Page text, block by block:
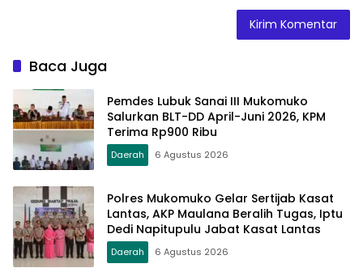
Baca Juga
Pemdes Lubuk Sanai III Mukomuko
Salurkan BLT-DD April-Juni 2026, KPM
Terima Rp900 Ribu
Daerah 6 Agustus 2026
Polres Mukomuko Gelar Sertijab Kasat
Lantas, AKP Maulana Beralih Tugas, Iptu
Dedi Napitupulu Jabat Kasat Lantas
Daerah 6 Agustus 2026